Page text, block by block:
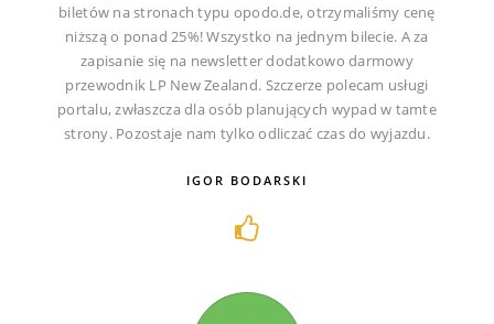
biletów na stronach typu opodo.de, otrzymaliśmy cenę
niższą o ponad 25%! Wszystko na jednym bilecie. A za
zapisanie się na newsletter dodatkowo darmowy
przewodnik LP New Zealand. Szczerze polecam usługi
portalu, zwłaszcza dla osób planujących wypad w tamte
strony. Pozostaje nam tylko odliczać czas do wyjazdu.
IGOR BODARSKI